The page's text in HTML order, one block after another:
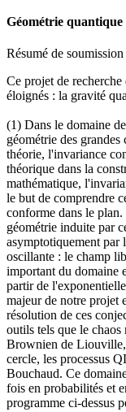
Géométrie
Résumé de soumission
Ce projet de
éloignés : la gravité
(1) Dans le domaine
géométrie des
théorie, l'invariance
théorique dans la
mathématique,
le but de comprendre
conforme dans le
géométrie induite par
asymptotiquement par
oscillante : le champ
important du domaine
partir de
majeur de notre projet
résolution de ces
outils tels que le
Brownien de Liouville,
cercle, les processus
Bouchaud. Ce
fois en probabilités et
programme ci-dessus